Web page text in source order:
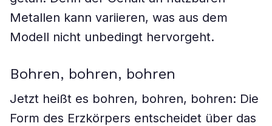
Metallen kann variieren, was aus dem
Modell nicht unbedingt hervorgeht.
Bohren, bohren, bohren
Jetzt heißt es bohren, bohren, bohren: Die
Form des Erzkörpers entscheidet über das